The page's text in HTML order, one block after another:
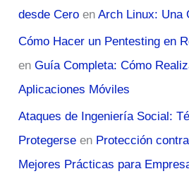
desde Cero enArch Linux: Una
Cómo Hacer un Pentesting en
enGuía Completa: Cómo
Aplicaciones Móviles
Ataques de Ingeniería Social:
Protegerse en Protección
Mejores Prácticas para